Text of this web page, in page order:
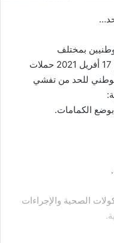
بمختلف
الاختصاصات بكامل تراب الجمهورية يوم 17 أفريل 2021 حملات
للحد من تفشي
الصحية والإجراءات